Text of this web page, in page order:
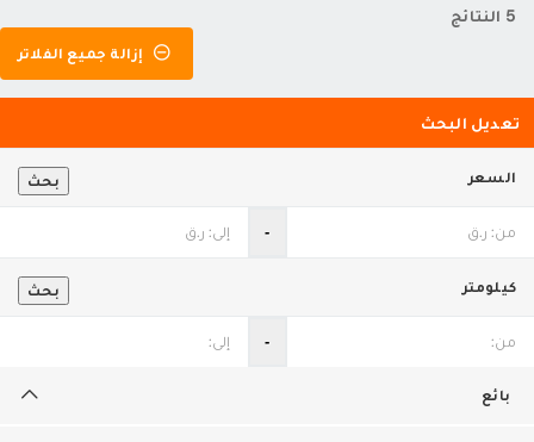
5 النتائج
إزالة جميع الفلاتر
تعديل البحث
بحث السعر
‐
بحث كيلومتر
‐
بائع